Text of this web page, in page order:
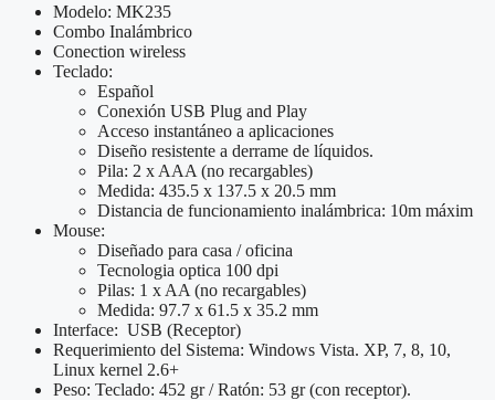
Modelo: MK235
Combo Inalámbrico
Conection wireless
Teclado:
Español
Conexión USB Plug and Play
Acceso instantáneo a aplicaciones
Diseño resistente a derrame de líquidos.
Pila: 2 x AAA (no recargables)
Medida: 435.5 x 137.5 x 20.5 mm
Distancia de funcionamiento inalámbrica: 10m máxim
Mouse:
Diseñado para casa / oficina
Tecnologia optica 100 dpi
Pilas: 1 x AA (no recargables)
Medida: 97.7 x 61.5 x 35.2 mm
Interface: USB (Receptor)
Requerimiento del Sistema: Windows Vista. XP, 7, 8, 10,
Linux kernel 2.6+
Peso: Teclado: 452 gr / Ratón: 53 gr (con receptor).